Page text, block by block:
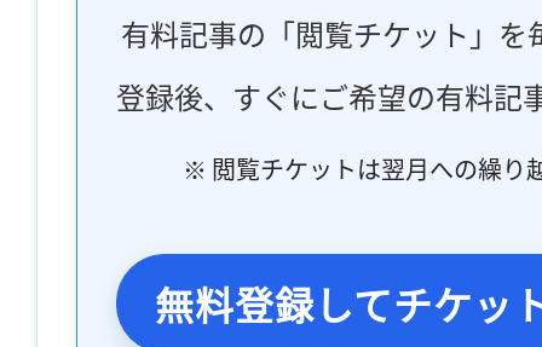
有料記事の「閲覧チケット」
登録後、すぐにご希望の有料記
※ 閲覧チケットは翌月への繰り
無料登録してチケッ